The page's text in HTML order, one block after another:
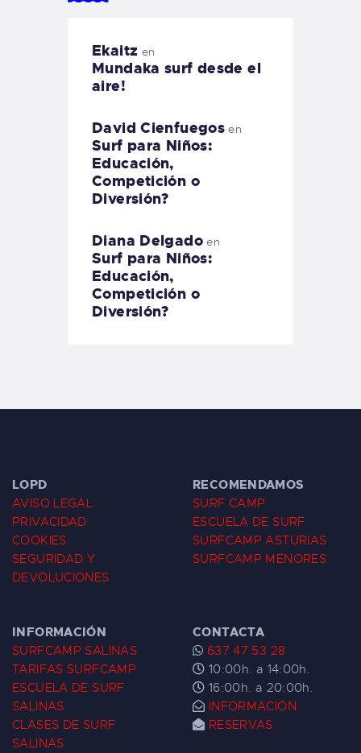
Ekaitz en
Mundaka surf desde el
aire!
David Cienfuegos en
Surf para Niños:
Educación,
Competición o
Diversión?
Diana Delgadoen
Surf para Niños:
Educación,
Competición o
Diversión?
LOPD
AVISO LEGAL
PRIVACIDAD
COOKIES
SEGURIDAD Y
DEVOLUCIONES
RECOMENDAMOS
SURF CAMP
ESCUELA DE SURF
SURFCAMP ASTURIAS
SURFCAMP MENORES
INFORMACIÓN
SURFCAMP SALINAS
TARIFAS SURFCAMP
ESCUELA DE SURF
SALINAS
CLASES DE SURF
SALINAS
CONTACTA
637 47 53 28
10:00h. a 14:00h.
16:00h. a 20:00h.
INFORMACIÓN
RESERVAS